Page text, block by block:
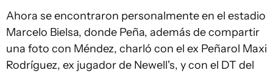
Ahora se encontraron personalmente en el estadio
Marcelo Bielsa, donde Peña, además de compartir
una foto con Méndez, charló con el ex Peñarol Maxi
Rodríguez, ex jugador de Newell's, y con el DT del